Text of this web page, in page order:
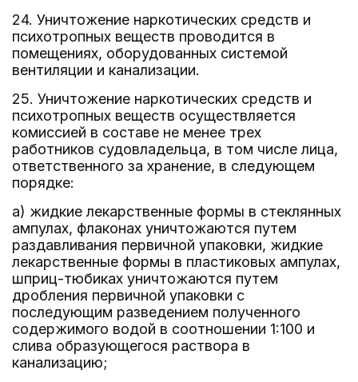
24. Уничтожение наркотических средств и
психотропных веществ проводится в
помещениях, оборудованных системой
вентиляции и канализации.
25. Уничтожение наркотических средств и
психотропных веществ осуществляется
комиссией в составе не менее трех
работников судовладельца, в том числе лица,
ответственного за хранение, в следующем
порядке:
а) жидкие лекарственные формы в стеклянных
ампулах, флаконах уничтожаются путем
раздавливания первичной упаковки, жидкие
лекарственные формы в пластиковых ампулах,
шприц-тюбиках уничтожаются путем
дробления первичной упаковки с
последующим разведением полученного
содержимого водой в соотношении 1:100 и
слива образующегося раствора в
канализацию;